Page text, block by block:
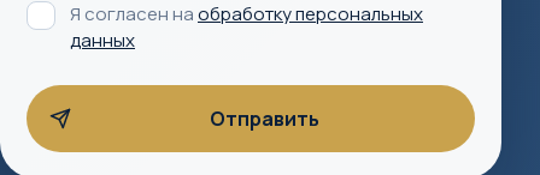
Я согласен наобработку персональных
данных